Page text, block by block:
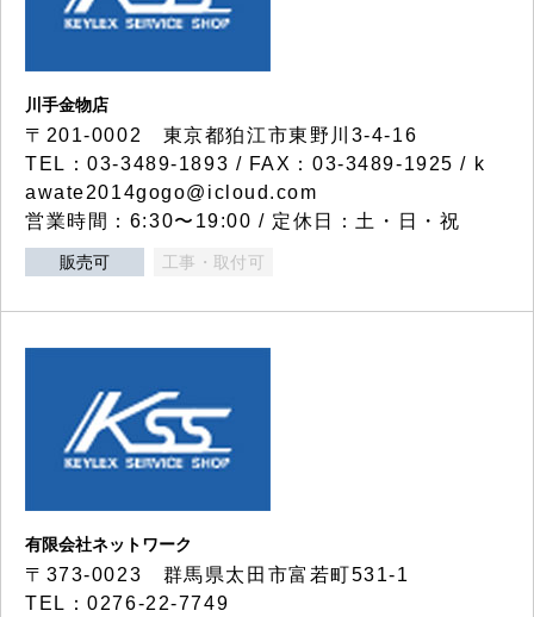
川手金物店
〒201-0002 東京都狛江市東野川3-4-16
TEL：03-3489-1893 / FAX：03-3489-1925 / k
awate2014gogo@icloud.com
営業時間：6:30〜19:00 / 定休日：土・日・祝
販売可 工事・取付可
有限会社ネットワーク
〒373-0023 群馬県太田市富若町531-1
TEL：0276-22-7749